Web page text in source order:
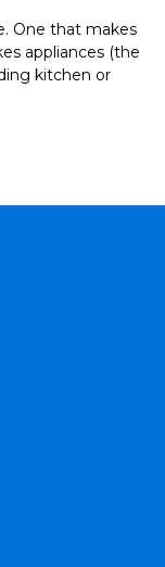
One that makes
appliances (the
kitchen or